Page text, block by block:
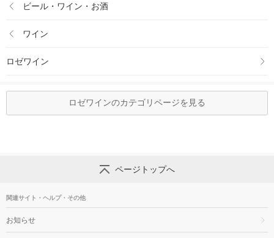
ビール・ワイン・お酒
ワイン
ロゼワイン
ロゼワインのカテゴリページを見る
ページトップへ
関連サイト・ヘルプ・その他
お知らせ